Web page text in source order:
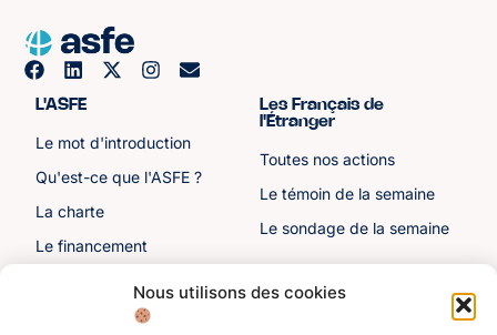
Nous utilisons des cookies
L'ASFE
Le mot d'introduction
Qu'est-ce que l'ASFE ?
La charte
Le financement
Les sénateurs
Les Français de
l'Étranger
Toutes nos actions
Le témoin de la semaine
Le sondage de la semaine